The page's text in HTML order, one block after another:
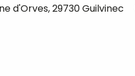
d'Orves, 29730 Guilvinec